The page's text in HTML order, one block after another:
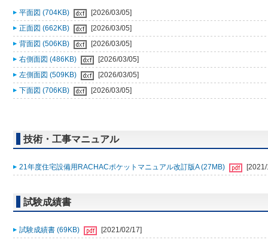
平面図 (704KB)
[2026/03/05]
正面図 (662KB)
[2026/03/05]
背面図 (506KB)
[2026/03/05]
右側面図 (486KB)
[2026/03/05]
左側面図 (509KB)
[2026/03/05]
下面図 (706KB)
[2026/03/05]
技術・工事マニュアル
21年度住宅設備用RACHACポケットマニュアル改訂版A (27MB)
試験成績書
試験成績書 (69KB) [2021/02/17]